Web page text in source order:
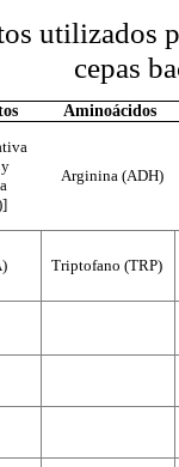
utilizados
cepas
Aminoácidos
Arginina (ADH)
Triptofano (TRP)